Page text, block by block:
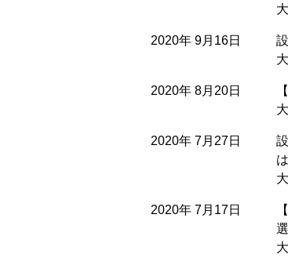
2020年 9月16日
2020年 8月20日
2020年 7月27日
2020年 7月17日
選